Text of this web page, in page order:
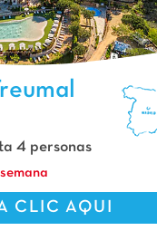
Cataluña
4 personas
CLIC AQUI